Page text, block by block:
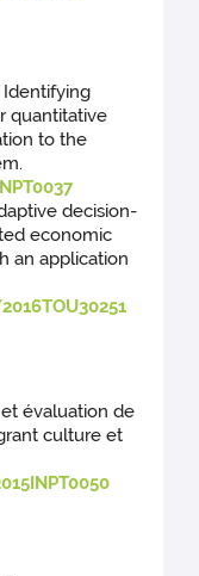
Identifying
quantitative
to the
decision-
economic
an application
évaluation de
culture et